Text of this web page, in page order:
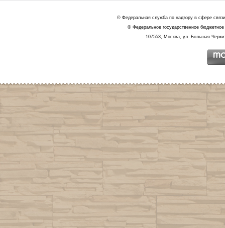
© Федеральная служба по надзору в сфере
© Федеральное государственное
107553, Москва, ул. Большая